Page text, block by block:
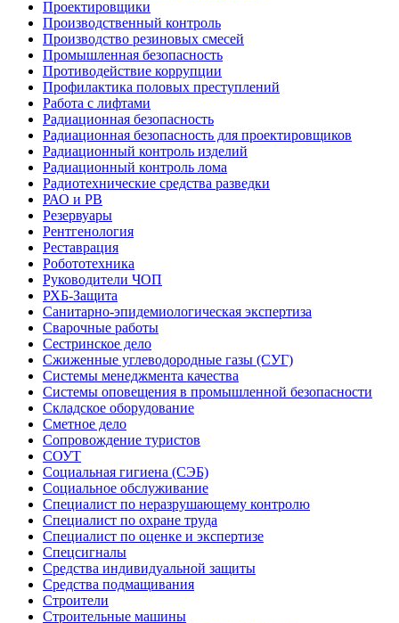
Проектировщики
Производственный контроль
Производство резиновых смесей
Промышленная безопасность
Противодействие коррупции
Профилактика половых преступлений
Работа с лифтами
Радиационная безопасность
Радиационная безопасность для проектировщиков
Радиационный контроль изделий
Радиационный контроль лома
Радиотехнические средства разведки
РАО и РВ
Резервуары
Рентгенология
Реставрация
Робототехника
Руководители ЧОП
РХБ-Защита
Санитарно-эпидемиологическая экспертиза
Сварочные работы
Сестринское дело
Сжиженные углеводородные газы (СУГ)
Системы менеджмента качества
Системы оповещения в промышленной безопасности
Складское оборудование
Сметное дело
Сопровождение туристов
СОУТ
Социальная гигиена (СЭБ)
Социальное обслуживание
Специалист по неразрушающему контролю
Специалист по охране труда
Специалист по оценке и экспертизе
Спецсигналы
Средства индивидуальной защиты
Средства подмащивания
Строители
Строительные машины